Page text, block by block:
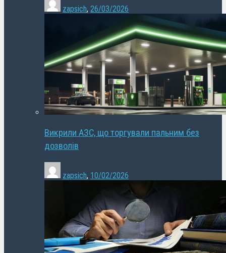
zapsich, 26/03/2026
Викрили АЗС, що торгували пальним без
дозволів
zapsich, 10/02/2026